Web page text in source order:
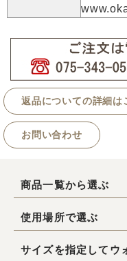
返品についての詳細は
お問い合わせ
商品一覧から選ぶ
使用場所で選ぶ
サイズを指定してウ